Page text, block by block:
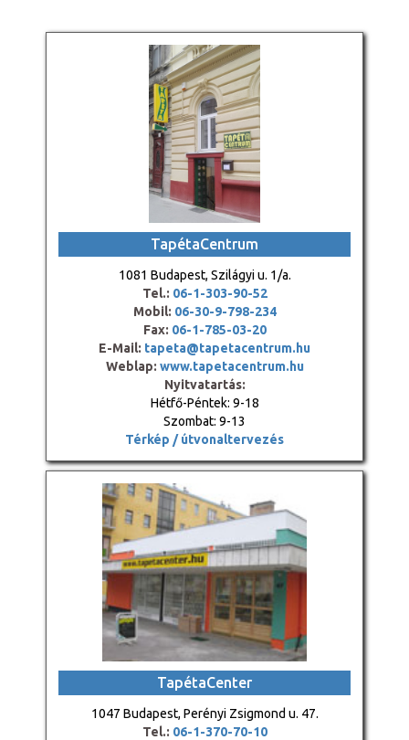
TapétaCentrum
1081 Budapest, Szilágyi u. 1/a.
Tel.: 06-1-303-90-52
Mobil: 06-30-9-798-234
Fax: 06-1-785-03-20
E-Mail: tapeta@tapetacentrum.hu
Weblap: www.tapetacentrum.hu
Nyitvatartás:
Hétfő-Péntek: 9-18
Szombat: 9-13
Térkép / útvonaltervezés
TapétaCenter
1047 Budapest, Perényi Zsigmond u. 47.
Tel.: 06-1-370-70-10